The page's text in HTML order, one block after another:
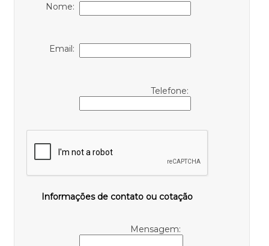
Nome:
Email:
Telefone:
Informações de contato ou cotação
Mensagem: